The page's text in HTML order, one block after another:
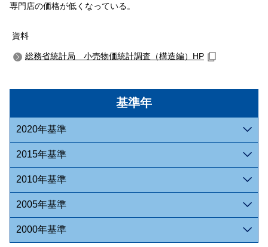
基準年
2020年基準
2015年基準
2010年基準
2005年基準
2000年基準
専門店の価格が低くなっている。
資料
総務省統計局 小売物価統計調査（構造編）HP